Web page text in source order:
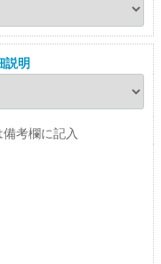
説明
考欄に記入